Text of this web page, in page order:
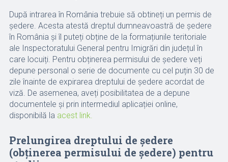
După intrarea în România trebuie să obtineți un permis de
ședere. Acesta atestă dreptul dumneavoastră de ședere
în România și îl puteți obține de la formațiunile teritoriale
ale Inspectoratului General pentru Imigrări din județul în
care locuiți. Pentru obținerea permisului de ședere veți
depune personal o serie de documente cu cel puțin 30 de
zile înainte de expirarea dreptului de ședere acordat de
viză. De asemenea, aveți posibilitatea de a depune
documentele și prin intermediul aplicației online,
disponibilă la acest link.
Prelungirea dreptului de ședere
(obținerea permisului de ședere) pentru